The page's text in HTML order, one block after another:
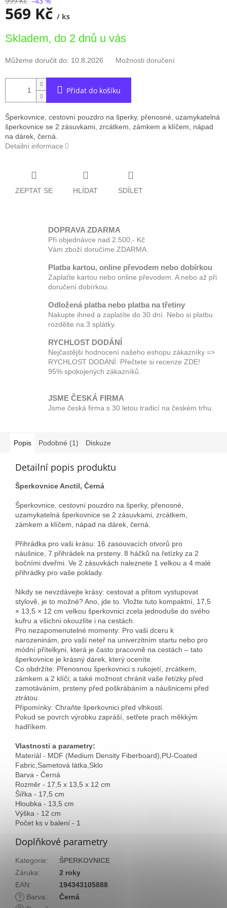
569 Kč / ks
cena:
Skladem, do 2 dnů u vás
Můžeme doručit do: 10.8.2026 Možnosti doručení
Přidat do košíku
Šperkovnice, cestovní pouzdro na šperky, přenosné, uzamykatelná
šperkovnice se 2 zásuvkami, zrcátkem, zámkem a klíčem, nápad
na dárek, černá.
Detailní informace
ZEPTAT SE HLÍDAT SDÍLET
DOPRAVA ZDARMA
Při objednávce nad 2.500,- Kč
Vám zboží doručíme ZDARMA.
Platba kartou, online převodem nebo dobírkou
Zaplaťte kartou nebo online převodem. A nebo až při
doručení dobírkou.
Odložená platba nebo platba na třetiny
Nakupte ihned a zaplatíte do 30 dní. Nebo si platbu
rozdělte na 3 splátky.
RYCHLOST DODÁNÍ
Nejčastější hodnocení našeho eshopu zákazníky =>
RYCHLOST DODÁNÍ. Přečtete si recenze ZDE!
95% spokojených zákazníků.
JSME ČESKÁ FIRMA
Jsme česká firma s 30 letou tradicí na českém trhu.
Popis Podobné (1) Diskuze
Detailní popis produktu
Šperkovnice Anctil, Černá
Šperkovnice, cestovní pouzdro na šperky, přenosné,
uzamykatelná šperkovnice se 2 zásuvkami, zrcátkem,
zámkem a klíčem, nápad na dárek, černá.
Přihrádka pro vaši krásu: 16 zasouvacích otvorů pro
náušnice, 7 přihrádek na prsteny. 8 háčků na řetízky za 2
bočními dveřmi. Ve 2 zásuvkách naleznete 1 velkou a 4 malé
přihrádky pro vaše poklady.
Nikdy se nevzdávejte krásy: cestovat a přitom vystupovat
stylově, je to možné? Ano, jde to. Vložte tuto kompaktní, 17,5
× 13,5 × 12 cm velkou šperkovnici zcela jednoduše do svého
kufru a všichni okouzlíte i na cestách.
Pro nezapomenutelné momenty: Pro vaši dceru k
narozeninám, pro vaši neteř na univerzitním startu nebo pro
módní přítelkyni, která je často pracovně na cestách – tato
šperkovnice je krásný dárek, který oceníte.
Co obdržíte: Přenosnou šperkovnici s rukojetí, zrcátkem,
zámkem a 2 klíči; a také možnost chránit vaše řetízky před
zamotáváním, prsteny před poškrábáním a náušnicemi před
ztrátou.
Připomínky: Chraňte šperkovnici před vlhkostí.
Pokud se povrch výrobku zapráší, setřete prach měkkým
hadříkem.
Vlastnosti a parametry:
Materiál - MDF (Medium Density Fiberboard),PU-Coated
Fabric,Sametová látka,Sklo
Barva - Černá
Rozměr - 17,5 x 13,5 x 12 cm
Šířka - 17,5 cm
Hloubka - 13,5 cm
Výška - 12 cm
Počet ks v balení - 1
Doplňkové parametry
Kategorie:
ŠPERKOVNICE
Záruka:
2 roky
EAN:
194343105888
?
Barva:
Černá